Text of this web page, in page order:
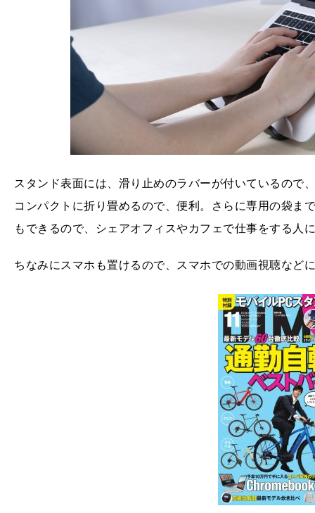
スタンド表面には、滑り止めのラバーが付いているので
コンパクトに折り畳めるので、便利。さらに専用の袋ま
もできるので、シェアオフィスやカフェで仕事をする人
ちなみにスマホも置けるので、スマホでの動画視聴など